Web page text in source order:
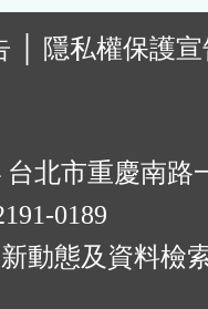
隱私權保護
北市重慶南路
0189
動態及資料檢